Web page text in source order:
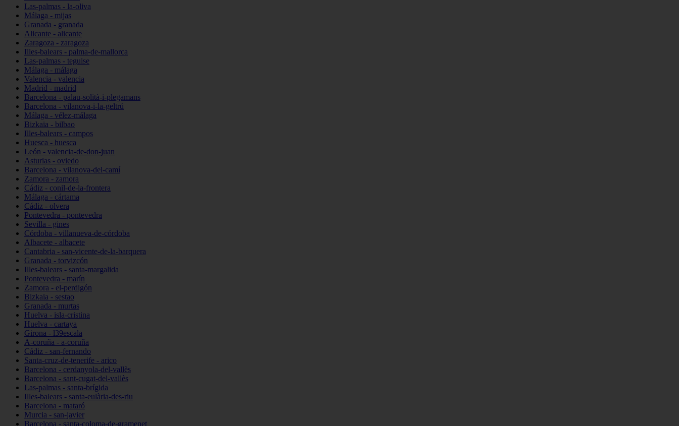
Las-palmas - la-oliva
Málaga - mijas
Granada - granada
Alicante - alicante
Zaragoza - zaragoza
Illes-balears - palma-de-mallorca
Las-palmas - teguise
Málaga - málaga
Valencia - valencia
Madrid - madrid
Barcelona - palau-solità-i-plegamans
Barcelona - vilanova-i-la-geltrú
Málaga - vélez-málaga
Bizkaia - bilbao
Illes-balears - campos
Huesca - huesca
León - valencia-de-don-juan
Asturias - oviedo
Barcelona - vilanova-del-camí
Zamora - zamora
Cádiz - conil-de-la-frontera
Málaga - cártama
Cádiz - olvera
Pontevedra - pontevedra
Sevilla - gines
Córdoba - villanueva-de-córdoba
Albacete - albacete
Cantabria - san-vicente-de-la-barquera
Granada - torvizcón
Illes-balears - santa-margalida
Pontevedra - marín
Zamora - el-perdigón
Bizkaia - sestao
Granada - murtas
Huelva - isla-cristina
Huelva - cartaya
Girona - l39escala
A-coruña - a-coruña
Cádiz - san-fernando
Santa-cruz-de-tenerife - arico
Barcelona - cerdanyola-del-vallès
Barcelona - sant-cugat-del-vallès
Las-palmas - santa-brígida
Illes-balears - santa-eulària-des-riu
Barcelona - mataró
Murcia - san-javier
Barcelona - santa-coloma-de-gramenet